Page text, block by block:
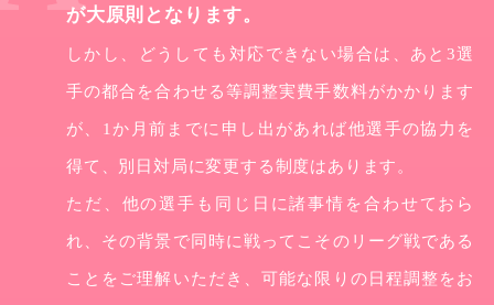
が大原則となります。
しかし、どうしても対応できない場合は、あと3選
手の都合を合わせる等調整実費手数料がかかります
が、1か月前までに申し出があれば他選手の協力を
得て、別日対局に変更する制度はあります。
ただ、他の選手も同じ日に諸事情を合わせておら
れ、その背景で同時に戦ってこそのリーグ戦である
ことをご理解いただき、可能な限りの日程調整をお